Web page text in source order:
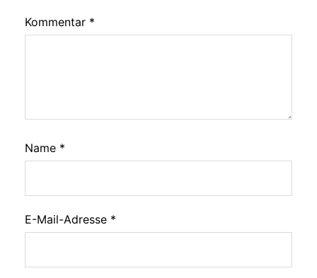
Kommentar *
Name *
E-Mail-Adresse *